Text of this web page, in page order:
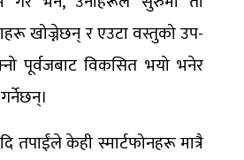
खोज्नेछन् र एउटा वस्तुको उप-
पूर्वजबाट विकसित भयो भनेर
तपाईंले केही स्मार्टफोनहरू मात्रै